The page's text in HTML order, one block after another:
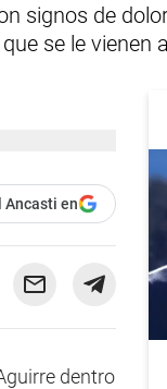
signos de
se le vienen
Ancasti en
dentro